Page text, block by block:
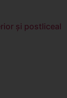
şi postliceal